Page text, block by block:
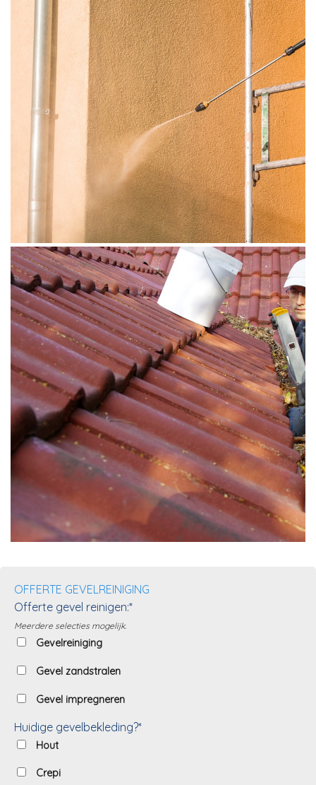
OFFERTE GEVELREINIGING
Offerte gevel reinigen:*
Meerdere selecties mogelijk.
Gevelreiniging
Gevel zandstralen
Gevel impregneren
Huidige gevelbekleding?*
Hout
Crepi